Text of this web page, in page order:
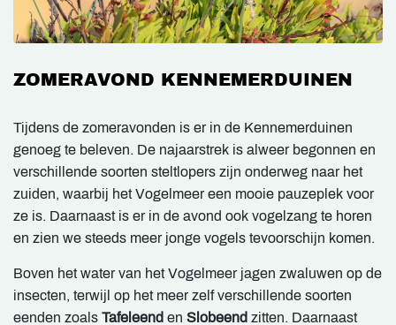
ZOMERAVOND KENNEMERDUINEN
Tijdens de zomeravonden is er in de Kennemerduinen
genoeg te beleven. De najaarstrek is alweer begonnen en
verschillende soorten steltlopers zijn onderweg naar het
zuiden, waarbij het Vogelmeer een mooie pauzeplek voor
ze is. Daarnaast is er in de avond ook vogelzang te horen
en zien we steeds meer jonge vogels tevoorschijn komen.
Boven het water van het Vogelmeer jagen zwaluwen op de
insecten, terwijl op het meer zelf verschillende soorten
eenden zoals Tafeleend en Slobeend zitten. Daarnaast